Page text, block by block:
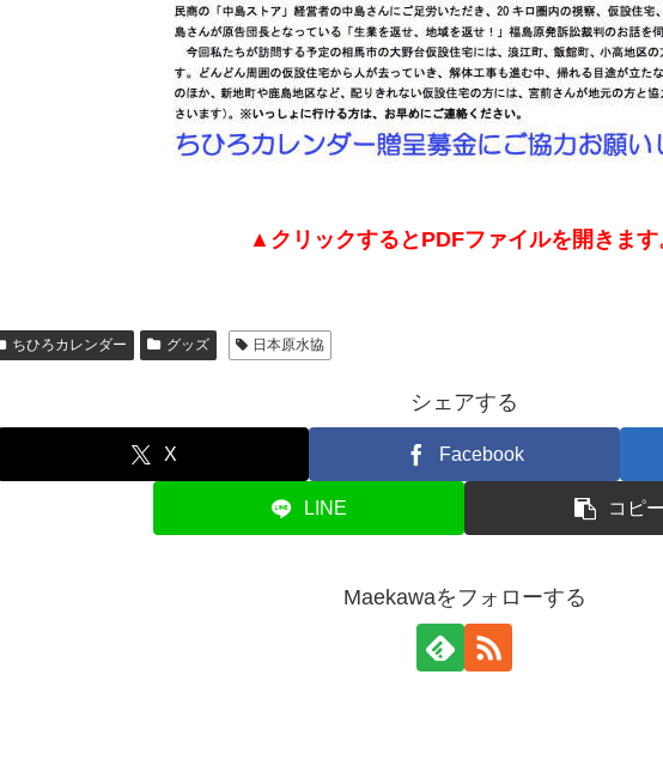
▲クリックするとPDFファイルを開きます
ちひろカレンダー グッズ 日本原水協
シェアする
X Facebook
LINE コピー
Maekawaをフォローする